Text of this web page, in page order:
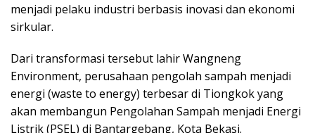
menjadi pelaku industri berbasis inovasi dan ekonomi
sirkular.
Dari transformasi tersebut lahir Wangneng
Environment, perusahaan pengolah sampah menjadi
energi (waste to energy) terbesar di Tiongkok yang
akan membangun Pengolahan Sampah menjadi Energi
Listrik (PSEL) di Bantargebang, Kota Bekasi.